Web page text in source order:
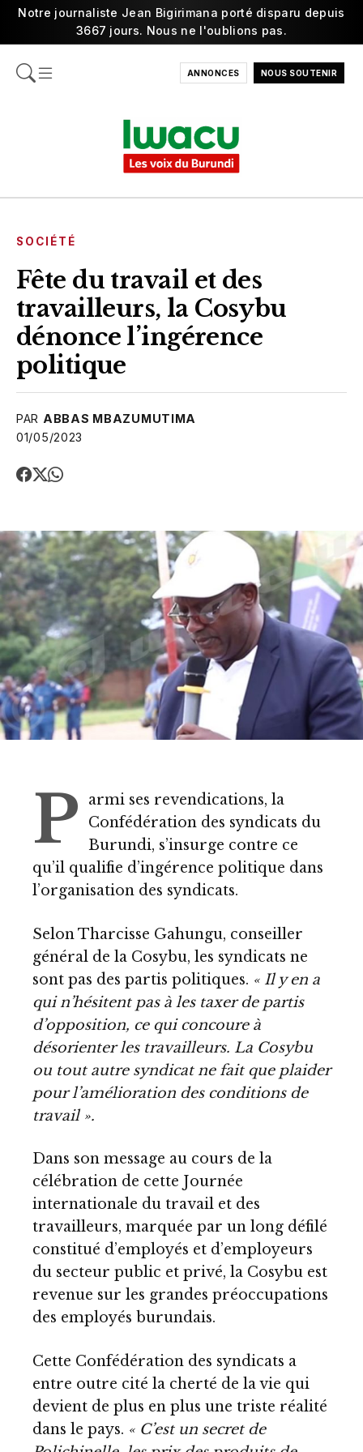
Notre journaliste Jean Bigirimana porté disparu depuis
3667 jours. Nous ne l'oublions pas.
ANNONCES NOUS SOUTENIR
SOCIÉTÉ
Fête du travail et des
travailleurs, la Cosybu
dénonce l’ingérence
politique
PAR ABBAS MBAZUMUTIMA
01/05/2023
P
armi ses revendications, la
Confédération des syndicats du
Burundi, s’insurge contre ce
qu’il qualifie d’ingérence politique dans
l’organisation des syndicats.
Selon Tharcisse Gahungu, conseiller
général de la Cosybu, les syndicats ne
sont pas des partis politiques. « Il y en a
qui n’hésitent pas à les taxer de partis
d’opposition, ce qui concoure à
désorienter les travailleurs. La Cosybu
ou tout autre syndicat ne fait que plaider
pour l’amélioration des conditions de
travail ».
Dans son message au cours de la
célébration de cette Journée
internationale du travail et des
travailleurs, marquée par un long défilé
constitué d’employés et d’employeurs
du secteur public et privé, la Cosybu est
revenue sur les grandes préoccupations
des employés burundais.
Cette Confédération des syndicats a
entre outre cité la cherté de la vie qui
devient de plus en plus une triste réalité
dans le pays. « C’est un secret de